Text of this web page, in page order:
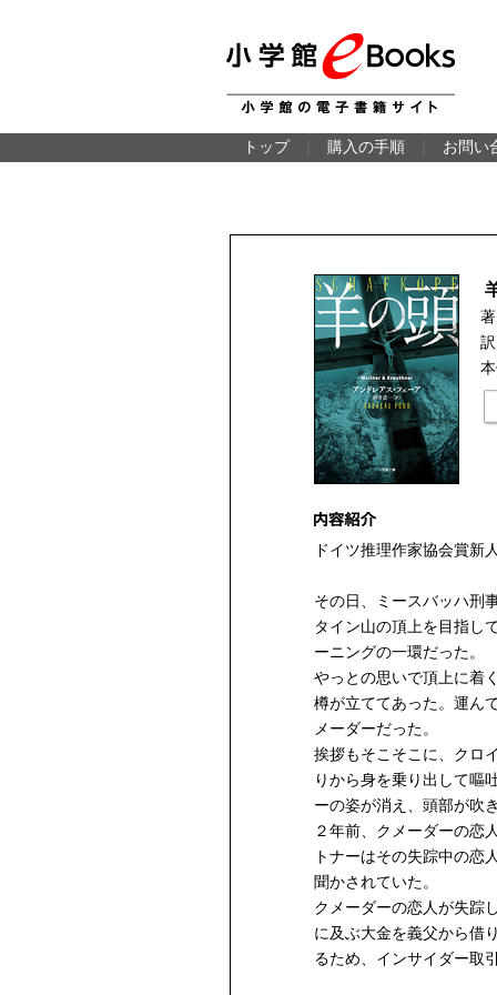
トップ 購入の手順 お問い
ドイツ推理作家協会賞新
その日、ミースバッハ刑
タイン山の頂上を目指し
ーニングの一環だった。
やっとの思いで頂上に着
樽が立ててあった。運ん
メーダーだった。
挨拶もそこそこに、クロ
りから身を乗り出して嘔
ーの姿が消え、頭部が吹
２年前、クメーダーの恋
トナーはその失踪中の恋
聞かされていた。
クメーダーの恋人が失踪
に及ぶ大金を義父から借
るため、インサイダー取